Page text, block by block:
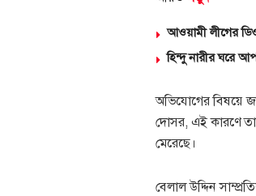
আওয়ামী লীগের
হিন্দু নারীর ঘরে
অভিযোগের বিষয়ে
দোসর, এই কারণে
মেরেছে।
বেলাল উদ্দিন